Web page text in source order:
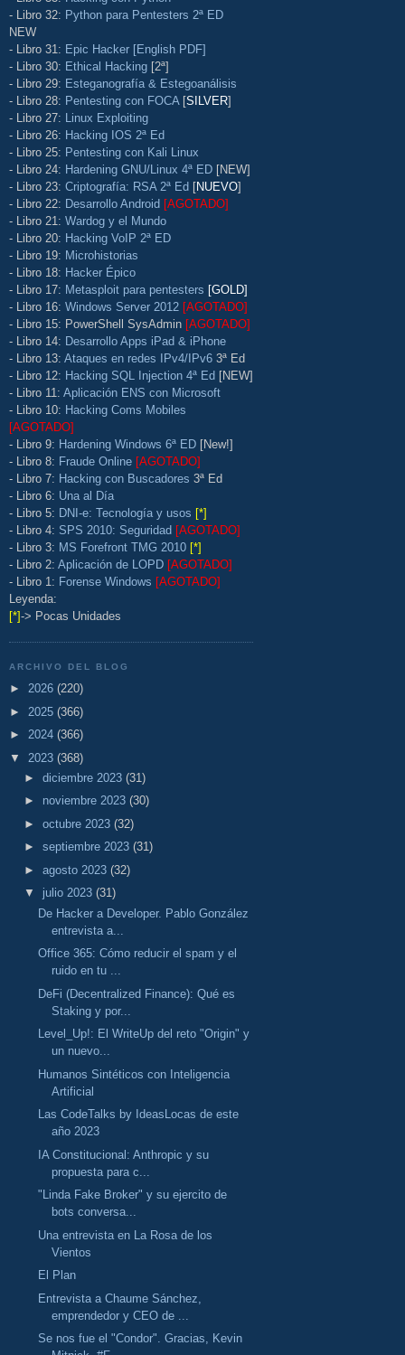
- Libro 32: Python para Pentesters 2ª ED
NEW
- Libro 31: Epic Hacker [English PDF]
- Libro 30: Ethical Hacking [2ª]
- Libro 29: Esteganografía & Estegoanálisis
- Libro 28: Pentesting con FOCA [SILVER]
- Libro 27: Linux Exploiting
- Libro 26: Hacking IOS 2ª Ed
- Libro 25: Pentesting con Kali Linux
- Libro 24: Hardening GNU/Linux 4ª ED [NEW]
- Libro 23: Criptografía: RSA 2ª Ed [NUEVO]
- Libro 22: Desarrollo Android [AGOTADO]
- Libro 21: Wardog y el Mundo
- Libro 20: Hacking VoIP 2ª ED
- Libro 19: Microhistorias
- Libro 18: Hacker Épico
- Libro 17: Metasploit para pentesters [GOLD]
- Libro 16: Windows Server 2012 [AGOTADO]
- Libro 15: PowerShell SysAdmin [AGOTADO]
- Libro 14: Desarrollo Apps iPad & iPhone
- Libro 13: Ataques en redes IPv4/IPv6 3ª Ed
- Libro 12: Hacking SQL Injection 4ª Ed [NEW]
- Libro 11: Aplicación ENS con Microsoft
- Libro 10: Hacking Coms Mobiles
[AGOTADO]
- Libro 9: Hardening Windows 6ª ED [New!]
- Libro 8: Fraude Online [AGOTADO]
- Libro 7: Hacking con Buscadores 3ª Ed
- Libro 6: Una al Día
- Libro 5: DNI-e: Tecnología y usos [*]
- Libro 4: SPS 2010: Seguridad [AGOTADO]
- Libro 3: MS Forefront TMG 2010 [*]
- Libro 2: Aplicación de LOPD [AGOTADO]
- Libro 1: Forense Windows [AGOTADO]
Leyenda:
[*]-> Pocas Unidades
ARCHIVO DEL BLOG
► 2026 (220)
► 2025 (366)
► 2024 (366)
▼ 2023 (368)
► diciembre 2023 (31)
► noviembre 2023 (30)
► octubre 2023 (32)
► septiembre 2023 (31)
► agosto 2023 (32)
▼ julio 2023 (31)
De Hacker a Developer. Pablo González
entrevista a...
Office 365: Cómo reducir el spam y el
ruido en tu ...
DeFi (Decentralized Finance): Qué es
Staking y por...
Level_Up!: El WriteUp del reto "Origin" y
un nuevo...
Humanos Sintéticos con Inteligencia
Artificial
Las CodeTalks by IdeasLocas de este
año 2023
IA Constitucional: Anthropic y su
propuesta para c...
"Linda Fake Broker" y su ejercito de
bots conversa...
Una entrevista en La Rosa de los
Vientos
El Plan
Entrevista a Chaume Sánchez,
emprendedor y CEO de ...
Se nos fue el "Condor". Gracias, Kevin